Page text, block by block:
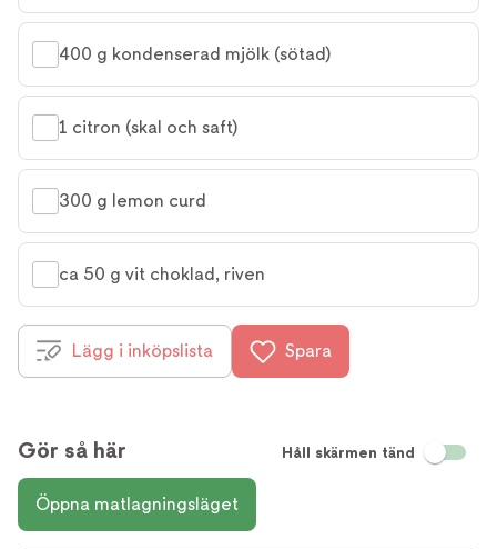
400 g kondenserad mjölk (sötad)
1 citron (skal och saft)
300 g lemon curd
ca 50 g vit choklad, riven
Lägg i inköpslista Spara
Gör så här Håll skärmen tänd
Öppna matlagningsläget